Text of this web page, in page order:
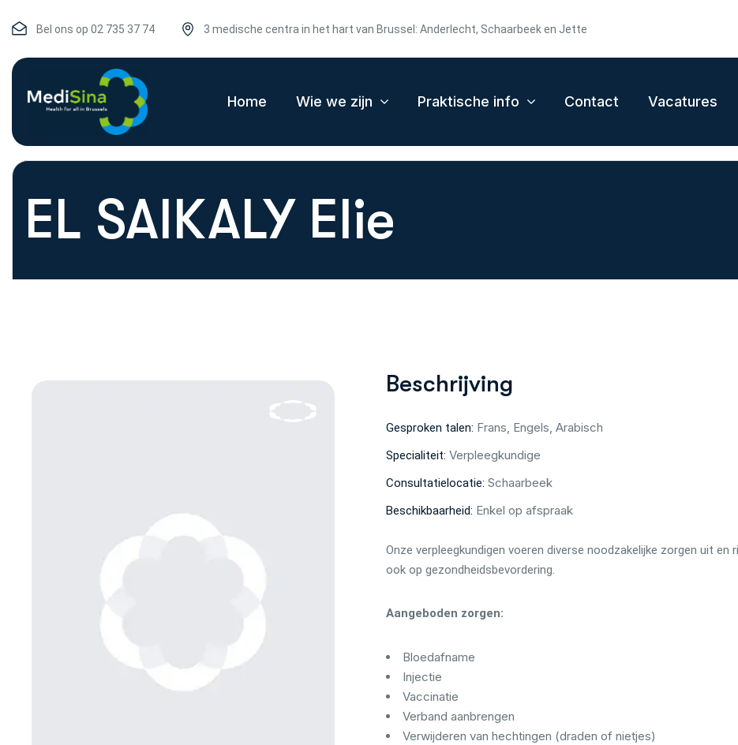
Bel ons op 02 735 37 74 3 medische centra in het hart van Brussel: Anderlecht, Schaarbeek en Jette
Home Wie we zijn Praktische info Contact Vacatures
EL SAIKALY Elie
Beschrijving
Gesproken talen: Frans, Engels, Arabisch
Specialiteit:Verpleegkundige
Consultatielocatie:Schaarbeek
Beschikbaarheid: Enkel op afspraak
Onze verpleegkundigen voeren diverse noodzakelijke zorgen uit en
ook op gezondheidsbevordering.
Aangeboden zorgen:
Bloedafname
Injectie
Vaccinatie
Verband aanbrengen
Verwijderen van hechtingen (draden of nietjes)